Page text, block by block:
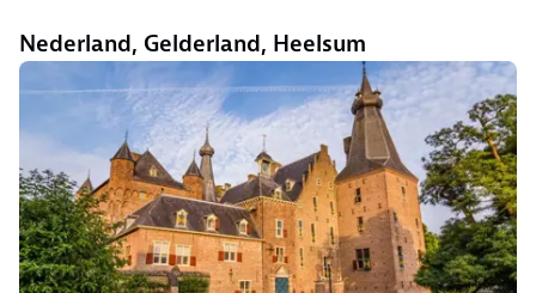
Nederland, Gelderland, Heelsum